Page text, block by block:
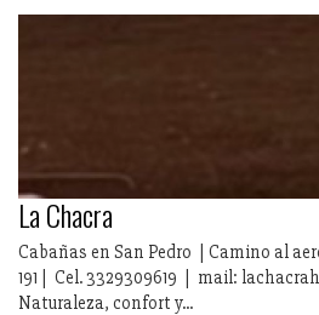
La Chacra
Cabañas en San Pedro | Camino al
191 | Cel. 3329309619 | mail:
Naturaleza, confort y...